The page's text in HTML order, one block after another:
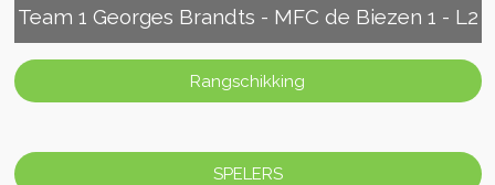
Team 1 Georges Brandts - MFC de Biezen 1 - L2
Rangschikking
SPELERS